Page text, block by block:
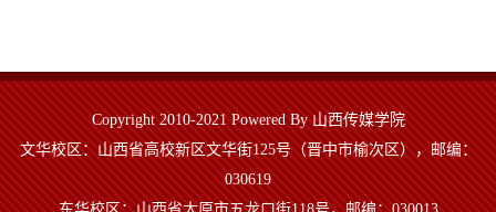
Copyright 2010-2021 Powered By 山西传媒学院
文华校区：山西省高校新区文华街125号（晋中市榆次区），邮编：
030619